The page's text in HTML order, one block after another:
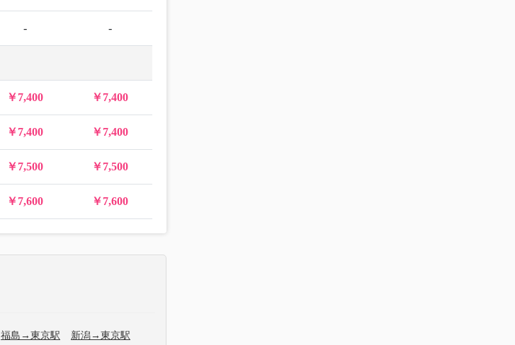
- -
￥7,400 ￥7,400
￥7,400 ￥7,400
￥7,500 ￥7,500
￥7,600 ￥7,600
福島→東京駅 新潟→東京駅